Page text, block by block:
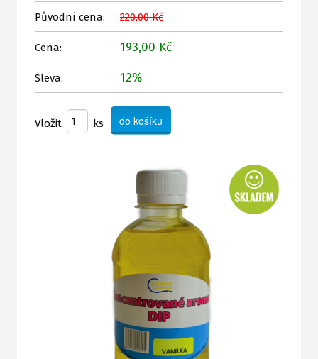
Původní cena: 220,00 Kč
Cena: 193,00 Kč
Sleva: 12%
Vložit ks